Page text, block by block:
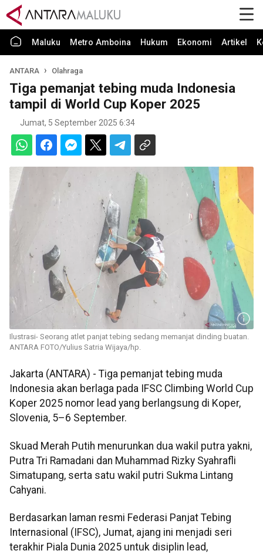
Maluku Metro Amboina Hukum Ekonomi Artikel
ANTARA Olahraga
Tiga pemanjat tebing muda Indonesia
tampil di World Cup Koper 2025
Jumat, 5 September 2025 6:34
Ilustrasi- Seorang atlet panjat tebing sedang memanjat dinding buatan.
ANTARA FOTO/Yulius Satria Wijaya/hp.
Jakarta (ANTARA) - Tiga pemanjat tebing muda
Indonesia akan berlaga pada IFSC Climbing World Cup
Koper 2025 nomor lead yang berlangsung di Koper,
Slovenia, 5–6 September.
Skuad Merah Putih menurunkan dua wakil putra yakni,
Putra Tri Ramadani dan Muhammad Rizky Syahrafli
Simatupang, serta satu wakil putri Sukma Lintang
Cahyani.
Berdasarkan laman resmi Federasi Panjat Tebing
Internasional (IFSC), Jumat, ajang ini menjadi seri
terakhir Piala Dunia 2025 untuk disiplin lead,